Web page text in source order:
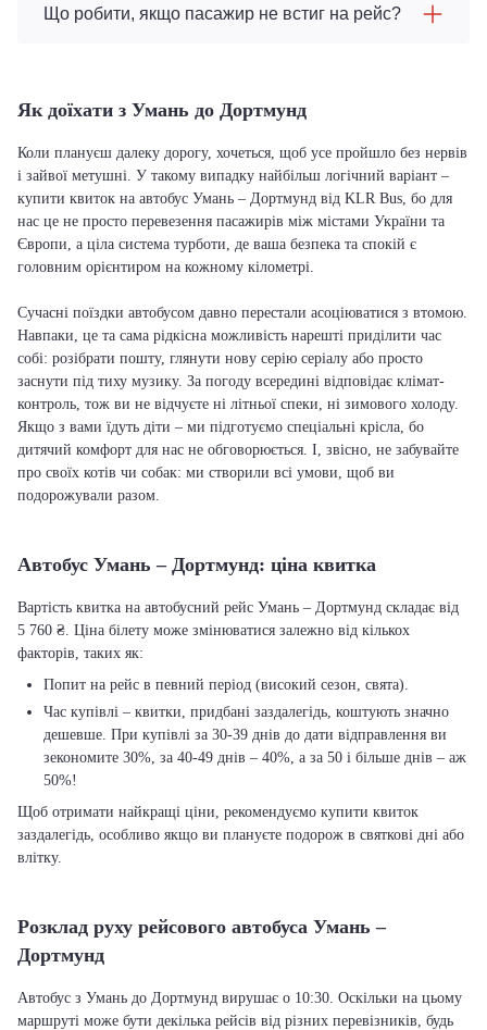
Що робити, якщо пасажир не встиг на рейс?
Як доїхати з Умань до Дортмунд
Коли плануєш далеку дорогу, хочеться, щоб усе пройшло без нервів
і зайвої метушні. У такому випадку найбільш логічний варіант –
купити квиток на автобус Умань – Дортмунд від KLR Bus, бо для
нас це не просто перевезення пасажирів між містами України та
Європи, а ціла система турботи, де ваша безпека та спокій є
головним орієнтиром на кожному кілометрі.
Сучасні поїздки автобусом давно перестали асоціюватися з втомою.
Навпаки, це та сама рідкісна можливість нарешті приділити час
собі: розібрати пошту, глянути нову серію серіалу або просто
заснути під тиху музику. За погоду всередині відповідає клімат-
контроль, тож ви не відчуєте ні літньої спеки, ні зимового холоду.
Якщо з вами їдуть діти – ми підготуємо спеціальні крісла, бо
дитячий комфорт для нас не обговорюється. І, звісно, не забувайте
про своїх котів чи собак: ми створили всі умови, щоб ви
подорожували разом.
Автобус Умань – Дортмунд: ціна квитка
Вартість квитка на автобусний рейс Умань – Дортмунд складає від
5 760 ₴. Ціна білету може змінюватися залежно від кількох
факторів, таких як:
Попит на рейс в певний період (високий сезон, свята).
Час купівлі – квитки, придбані заздалегідь, коштують значно
дешевше. При купівлі за 30-39 днів до дати відправлення ви
зекономите 30%, за 40-49 днів – 40%, а за 50 і більше днів – аж
50%!
Щоб отримати найкращі ціни, рекомендуємо купити квиток
заздалегідь, особливо якщо ви плануєте подорож в святкові дні або
влітку.
Розклад руху рейсового автобуса Умань –
Дортмунд
Автобус з Умань до Дортмунд вирушає о 10:30. Оскільки на цьому
маршруті може бути декілька рейсів від різних перевізників, будь